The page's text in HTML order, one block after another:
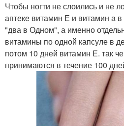
Чтобы ногти не слоились и не
аптеке витамин Е и витамин а
"два в Одном", а именно
витамины по одной капсуле в
потом 10 дней витамин Е. так
принимаются в течение 100